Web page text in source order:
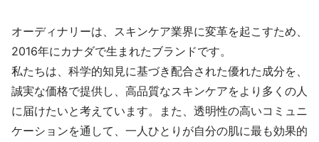
オーディナリーは、スキンケア業界に変革を起こすため、
2016年にカナダで生まれたブランドです。
私たちは、科学的知見に基づき配合された優れた成分を、
誠実な価格で提供し、高品質なスキンケアをより多くの人
に届けたいと考えています。また、透明性の高いコミュニ
ケーションを通して、一人ひとりが自分の肌に最も効果的